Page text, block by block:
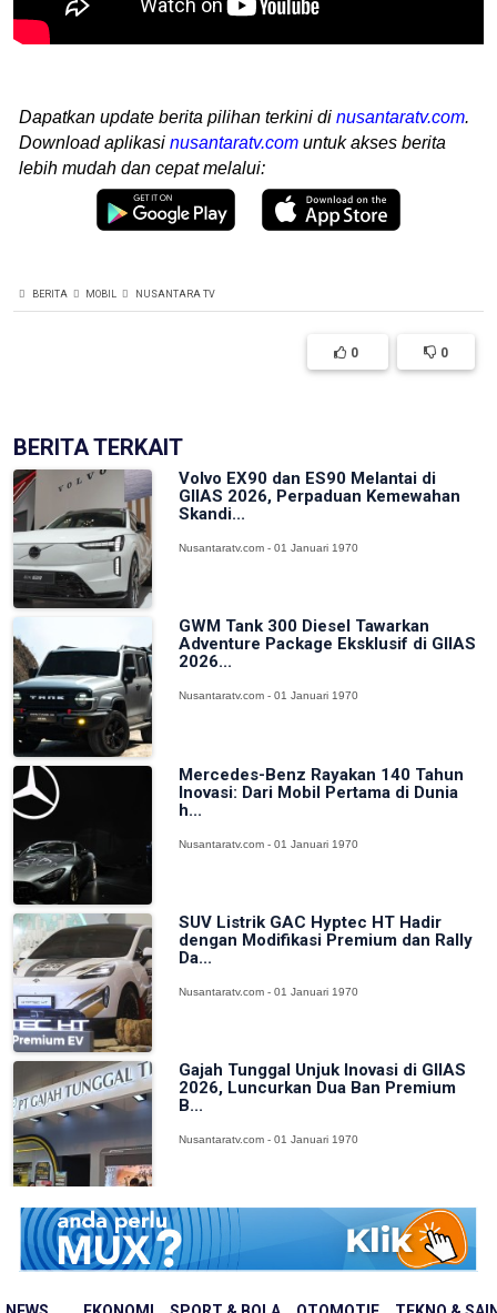
Dapatkan update berita pilihan terkini di nusantaratv.com.
Download aplikasi nusantaratv.com untuk akses berita
lebih mudah dan cepat melalui:
BERITA MOBIL NUSANTARA TV
0 0
BERITA TERKAIT
Volvo EX90 dan ES90 Melantai di
GIIAS 2026, Perpaduan Kemewahan
Skandi...
Nusantaratv.com - 01 Januari 1970
GWM Tank 300 Diesel Tawarkan
Adventure Package Eksklusif di GIIAS
2026...
Nusantaratv.com - 01 Januari 1970
Mercedes-Benz Rayakan 140 Tahun
Inovasi: Dari Mobil Pertama di Dunia
h...
Nusantaratv.com - 01 Januari 1970
SUV Listrik GAC Hyptec HT Hadir
dengan Modifikasi Premium dan Rally
Da...
Nusantaratv.com - 01 Januari 1970
Gajah Tunggal Unjuk Inovasi di GIIAS
2026, Luncurkan Dua Ban Premium
B...
Nusantaratv.com - 01 Januari 1970